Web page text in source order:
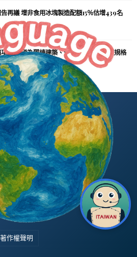
再議 增非食用冰塊製造配額15％估增439名
措施 須為獨棟建築、分流送餐 提高防疫規格
©
之2
著作權聲明